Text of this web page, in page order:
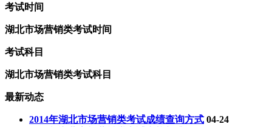
考试时间
湖北市场营销类考试时间
考试科目
湖北市场营销类考试科目
最新动态
2014年湖北市场营销类考试成绩查询方式 04-24